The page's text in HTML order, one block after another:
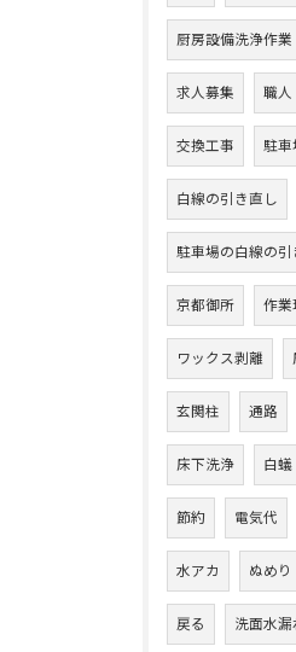
厨房設備洗浄作業
求人募集 職人
交換工事 駐車
白線の引き直し
駐車場の白線の引
京都御所 作業
ワックス剥離
玄関柱 通路
床下洗浄 白蟻
節約 電気代
水アカ ぬめり
戻る 洗面水漏